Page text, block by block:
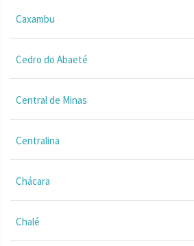
Caxambu
Cedro do Abaeté
Central de Minas
Centralina
Chácara
Chalé